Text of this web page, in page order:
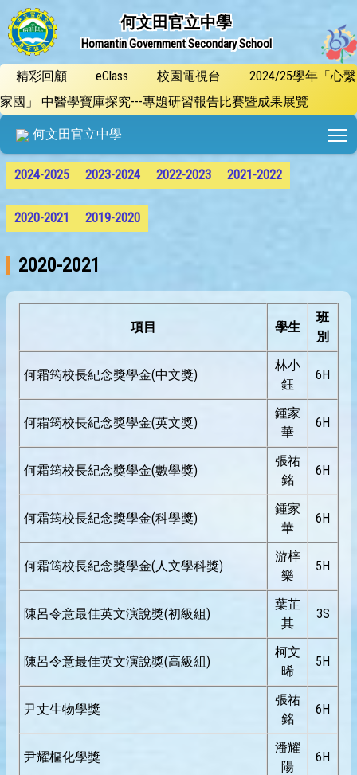
何文田官立中學
Homantin Government Secondary School
精彩回顧 eClass 校園電視台
2024/25學年「心繫
家國」 中醫學寶庫探究---專題研習報告比賽暨成果展覽
何文田官立中學
2024-2025 2023-2024 2022-2023 2021-2022
2020-2021 2019-2020
2020-2021
項目 學生
班
別
何霜筠校長紀念獎學金(中文獎)
林小
鈺
6H
何霜筠校長紀念獎學金(英文獎)
鍾家
華
6H
何霜筠校長紀念獎學金(數學獎)
張祐
銘
6H
何霜筠校長紀念獎學金(科學獎)
鍾家
華
6H
何霜筠校長紀念獎學金(人文學科獎)
游梓
樂
5H
陳呂令意最佳英文演說獎(初級組)
葉芷
其
3S
陳呂令意最佳英文演說獎(高級組)
柯文
晞
5H
尹丈生物學獎
張祐
銘
6H
尹耀樞化學獎
潘耀
陽
6H